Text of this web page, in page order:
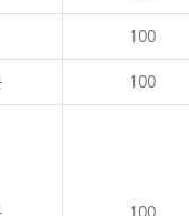
100
100
100